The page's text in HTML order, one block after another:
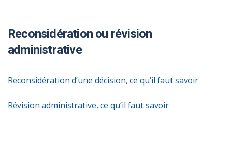
Reconsidération ou révision
administrative
Reconsidération d’une décision, ce qu’il faut savoir
Révision administrative, ce qu’il faut savoir